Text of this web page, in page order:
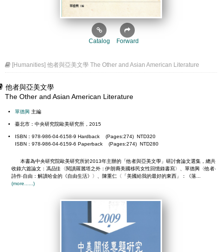
Catalog Forward
[Humanities] 他者與亞美文學 The Other and Asian American Literature
他者與亞美文學
The Other and Asian American Literature
單德興 主編
臺北市：中央研究院歐美研究所，2015
ISBN：978-986-04-6158-9 Hardback (Pages:274) NTD320
ISBN：978-986-04-6159-6 Paperback (Pages:274) NTD280
本書為中央研究院歐美研究所於2013年主辦的「他者與亞美文學」研討會論文選集，總共
收錄六篇論文：馮品佳〈閱讀羅麗塔之外：伊朗裔美國移民女性回憶錄書寫〉、單德興〈他者‧
詩作‧自由：解讀哈金的《自由生活》〉、陳重仁〈「美國給我的最好的東西」：《落...
(more......)